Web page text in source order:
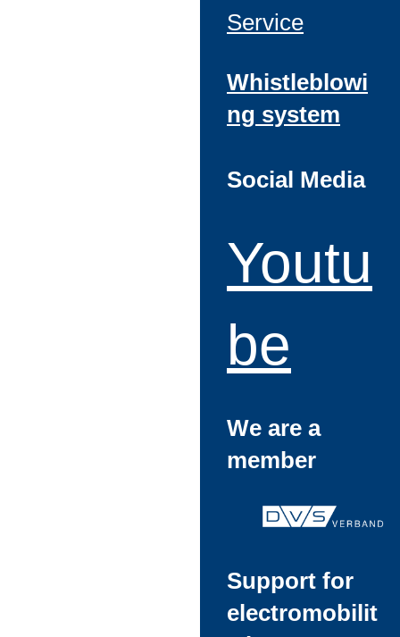
Service
Whistleblowi
ng system
Social Media
Youtu
be
We are a
member
Support for
electromobilit